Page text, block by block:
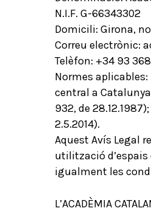
N.I.F. G-66343302
Domicili: Girona,
Correu electrònic:
Telèfon: +34 93
Normes
central a
932, de
2.5.2014).
Aquest Avís Legal
utilització
igualment les
L’ACADÈMIA